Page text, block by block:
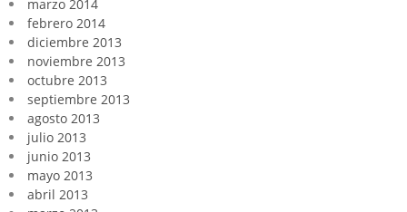
marzo 2014
febrero 2014
diciembre 2013
noviembre 2013
octubre 2013
septiembre 2013
agosto 2013
julio 2013
junio 2013
mayo 2013
abril 2013